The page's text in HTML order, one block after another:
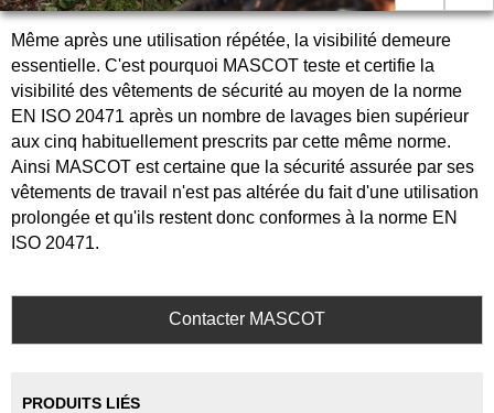
Même après une utilisation répétée, la visibilité demeure
essentielle. C'est pourquoi MASCOT teste et certifie la
visibilité des vêtements de sécurité au moyen de la norme
EN ISO 20471 après un nombre de lavages bien supérieur
aux cinq habituellement prescrits par cette même norme.
Ainsi MASCOT est certaine que la sécurité assurée par ses
vêtements de travail n'est pas altérée du fait d'une utilisation
prolongée et qu'ils restent donc conformes à la norme EN
ISO 20471.
Contacter MASCOT
PRODUITS LIÉS